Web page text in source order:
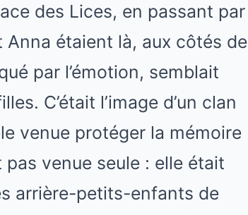
des Lices, en passant par
Anna étaient là, aux côtés de
par l’émotion, semblait
C’était l’image d’un clan
venue protéger la mémoire
venue seule : elle était
arrière-petits-enfants de